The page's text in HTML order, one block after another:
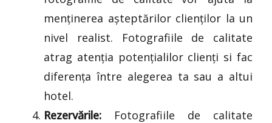
menținerea așteptărilor clienților la un
nivel realist. Fotografiile de calitate
atrag atenția potențialilor clienți si fac
diferența între alegerea ta sau a altui
hotel.
Rezervările: Fotografiile de calitate